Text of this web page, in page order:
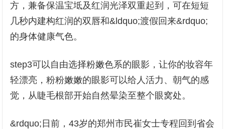
方，兼备保温宝坻及红润光泽双重起到，可在短短
几秒内建构红润的双唇和&ldquo;渡假回来&rdquo;
的身体健康气色。
step3可以自由选择粉嫩色系的眼影，让你的妆容年
轻漂亮，粉粉嫩嫩的眼影可以给人活力、朝气的感
觉，从睫毛根部开始自然晕染至整个眼窝处。
&rdquo;日前，43岁的郑州市民崔女士专程回到省会